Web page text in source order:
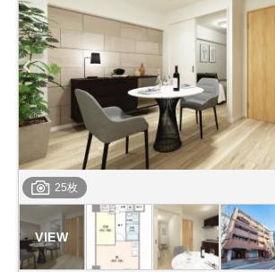
25枚